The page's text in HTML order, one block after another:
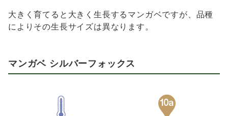
大きく育てると大きく生長するマンガベですが、品種
によりその生長サイズは異なります。
マンガベ シルバーフォックス